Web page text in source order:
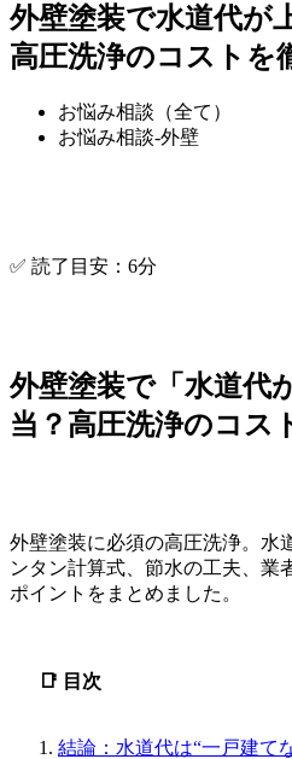
外壁塗装で水道代が
高圧洗浄のコストを
お悩み相談（全て）
お悩み相談-外壁
✅ 読了目安：6分
外壁塗装で「水道代
当？高圧洗浄のコス
外壁塗装に必須の高圧洗浄。水
ンタン計算式、節水の工夫、業
ポイントをまとめました。
📑 目次
結論：水道代は“一戸建て